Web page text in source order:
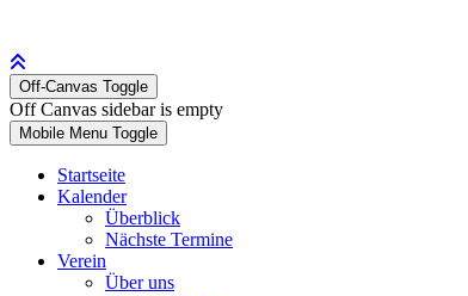
Off-Canvas Toggle
Off Canvas sidebar is empty
Mobile Menu Toggle
Startseite
Kalender
Überblick
Nächste Termine
Verein
Über uns